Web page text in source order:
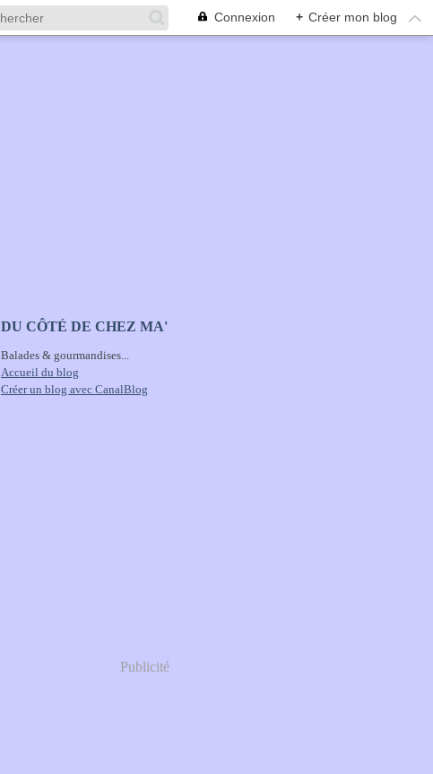
Connexion + Créer mon blog
DU CÔTÉ DE CHEZ MA'
Balades & gourmandises...
Accueil du blog
Créer un blog avec CanalBlog
Publicité